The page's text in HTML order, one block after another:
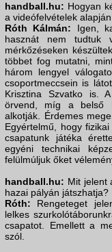
handball.hu: Hogyan
a videófelvételek
Róth Kálmán: Igen,
hasznát nem tudtuk
mérkőzéseken
többet fog mutatni,
három lengyel
csoportmeccsein is
Krisztina Szvatko is.
örvend, míg a belső
alkotják. Érdemes
Egyértelmű, hogy
csapatunk játéka
egyéni technikai
felülmúljuk őket
handball.hu: Mit jelent
hazai pályán játszhatja?
Róth: Rengeteget
lelkes
csapatot. Emellett a
szól.